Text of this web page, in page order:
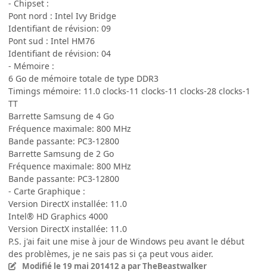
- Chipset :
Pont nord : Intel Ivy Bridge
Identifiant de révision: 09
Pont sud : Intel HM76
Identifiant de révision: 04
- Mémoire :
6 Go de mémoire totale de type DDR3
Timings mémoire: 11.0 clocks-11 clocks-11 clocks-28 clocks-1
TT
Barrette Samsung de 4 Go
Fréquence maximale: 800 MHz
Bande passante: PC3-12800
Barrette Samsung de 2 Go
Fréquence maximale: 800 MHz
Bande passante: PC3-12800
- Carte Graphique :
Version DirectX installée: 11.0
Intel® HD Graphics 4000
Version DirectX installée: 11.0
P.S. j'ai fait une mise à jour de Windows peu avant le début
des problèmes, je ne sais pas si ça peut vous aider.
Modifié le 19 mai 201412 a par TheBeastwalker